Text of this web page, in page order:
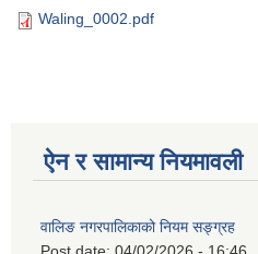
Waling_0002.pdf
ऐन र सामान्य नियमावली
वालिङ नगरपालिकाको नियम सङ्ग्रह